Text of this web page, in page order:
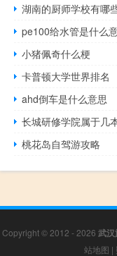
湖南的厨师学校有哪
pe100给水管是什么
小猪佩奇什么梗
卡普顿大学世界排名
ahd倒车是什么意思
长城研修学院属于几
桃花岛自驾游攻略
Copyright © 2012 - 2026 武
站地图 |